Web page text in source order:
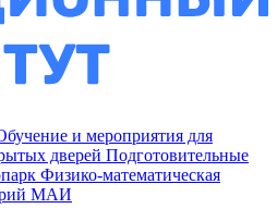
и мероприятия для
дверей Подготовительные
Физико-математическая
МАИ